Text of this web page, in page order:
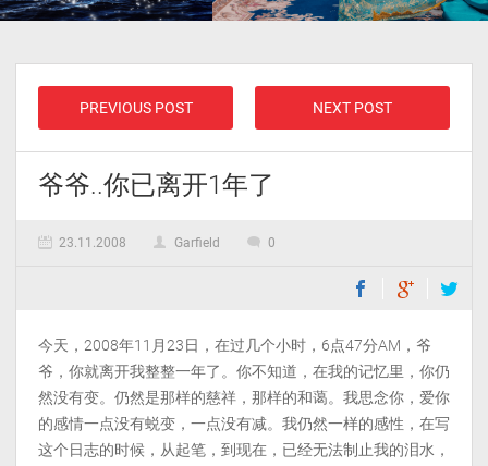
PREVIOUS POST NEXT POST
爷爷..你已离开1年了
23.11.2008 Garfield 0
今天，2008年11月23日，在过几个小时，6点47分AM，爷
爷，你就离开我整整一年了。你不知道，在我的记忆里，你仍
然没有变。仍然是那样的慈祥，那样的和蔼。我思念你，爱你
的感情一点没有蜕变，一点没有减。我仍然一样的感性，在写
这个日志的时候，从起笔，到现在，已经无法制止我的泪水，